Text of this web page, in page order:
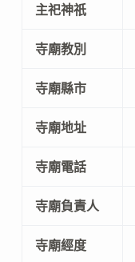
主祀神祇
寺廟教別
寺廟縣市
寺廟地址
寺廟電話
寺廟負責人
寺廟經度